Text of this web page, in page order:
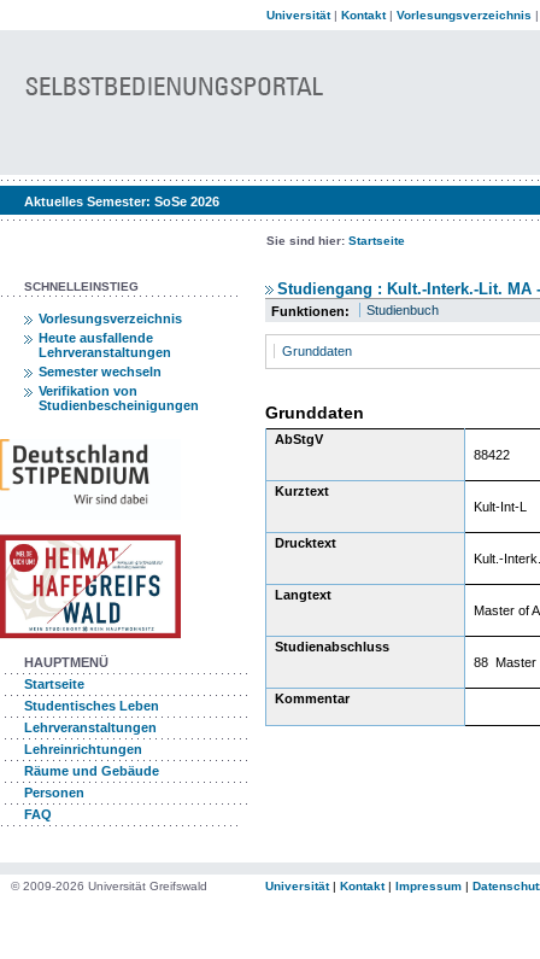
Universität| Kontakt| Vorlesungsverzeichnis
Aktuelles Semester: SoSe 2026
Sie sind hier: Startseite
SCHNELLEINSTIEG
Vorlesungsverzeichnis
Heute ausfallende
Lehrveranstaltungen
Semester wechseln
Verifikation von
Studienbescheinigungen
HAUPTMENÜ
Startseite
Studentisches Leben
Lehrveranstaltungen
Lehreinrichtungen
Räume und Gebäude
Personen
FAQ
Studiengang : Kult.-Interk.-Lit. MA
Funktionen: Studienbuch
Grunddaten
Grunddaten
AbStgV
88422
Kurztext
Kult-Int-L
Drucktext
Kult.-
Langtext
Master of
Studienabschluss
88 Master
Kommentar
© 2009-2026 Universität Greifswald Universität| Kontakt| Impressum |